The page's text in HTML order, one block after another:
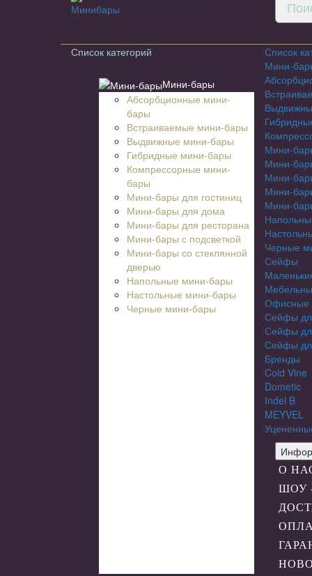
Список категорий
Мини-бары
Абсорбционные мини-
бары
Встраиваемые мини-бары
Выдвижные мини-бары
Гибридные мини-бары
Компрессорные мини-
бары
Мини-бары для гостиниц
Мини-бары для дома
Мини-бары для ресторана
Мини-бары с подсветкой
Мини-бары со стеклянной
дверью
Напольные мини-бары
Настольные мини-бары
Черные мини-бары
Список
Мини-
Мини-
Мини-
Мини-
Мини-
Мини-
Черные
Сейфы
Офисные
Сейфы
Сейфы
Сейфы
Бренды
Cold Vine
Dometic
Indel B
MEYVEL
О
ШОУ